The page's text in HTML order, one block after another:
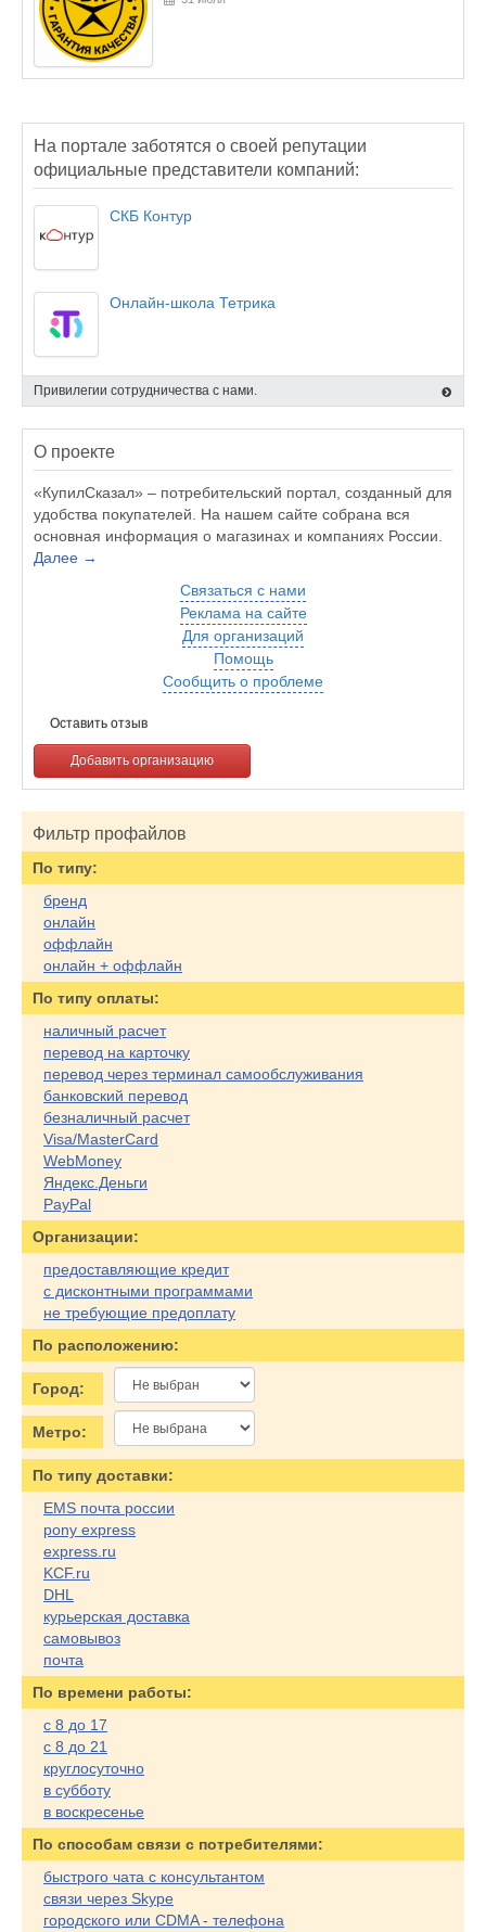
На портале заботятся о своей репутации
официальные представители компаний:
СКБ Контур
Онлайн-школа Тетрика
Привилегии сотрудничества с нами.
О проекте
«КупилСказал» – потребительский портал, созданный для
удобства покупателей. На нашем сайте собрана вся
основная информация о магазинах и компаниях России.
Далее →
Связаться с нами
Реклама на сайте
Для организаций
Помощь
Сообщить о проблеме
Оставить отзыв
Добавить организацию
Фильтр профайлов
По типу:
бренд
онлайн
оффлайн
онлайн + оффлайн
По типу оплаты:
наличный расчет
перевод на карточку
перевод через терминал самообслуживания
банковский перевод
безналичный расчет
Visa/MasterCard
WebMoney
Яндекс.Деньги
PayPal
Организации:
предоставляющие кредит
с дисконтными программами
не требующие предоплату
По расположению:
Город:
Метро:
По типу доставки:
EMS почта россии
pony express
express.ru
KCF.ru
DHL
курьерская доставка
самовывоз
почта
По времени работы:
с 8 до 17
с 8 до 21
круглосуточно
в субботу
в воскресенье
По cпособам связи с потребителями:
быстрого чата с консультантом
связи через Skype
городского или CDMA - телефона